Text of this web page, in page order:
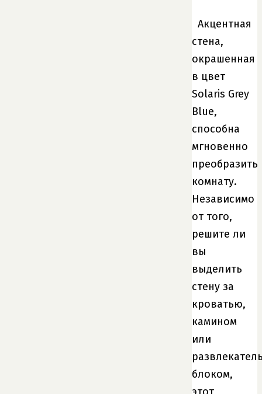
Акцентная
стена,
окрашенная
в цвет
Solaris Grey
Blue,
способна
мгновенно
преобразить
комнату.
Независимо
от того,
решите ли
вы
выделить
стену за
кроватью,
камином
или
блоком,